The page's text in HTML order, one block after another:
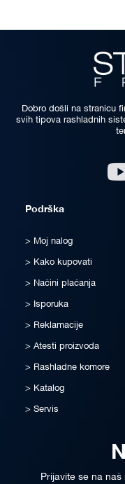
Dobro došli na stranicu
svih tipova rashladnih
Podrška
Moj nalog
Kako kupovati
Načini plaćanja
Isporuka
Reklamacije
Atesti proizvoda
Rashladne komore
Katalog
Servis
Prijavite se na